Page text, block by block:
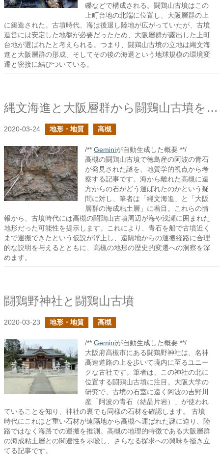
礫などで構成される。闘鶏山古墳はこの
上町台地の北端に位置し、大阪層群の上
に築造された。古墳時代、海は後退し陸地が広がっていたが、古墳
造営には安定した地盤が必要だったため、大阪層群が露出した上町
台地が選ばれたと考えられる。つまり、闘鶏山古墳の立地は縄文海
進と大阪層群の形成、そしてその後の海退という地球規模の環境変
遷と密接に結びついている。
縄文海進と大阪層群から闘鶏山古墳を考えてみる
2020-03-24 地形・地質 高槻
/** Geminiが自動生成した概要 **/
高槻の闘鶏山古墳で徳島産の阿波の青石
が発見された謎を、地質学的視点から考
察する記事です。海から離れた高槻に遠
方からの石がどう運ばれたのかという疑
問に対し、筆者は「縄文海進」と「大阪
層群の海成粘土層」に着目。これらの情
報から、古墳時代には高槻の闘鶏山古墳周辺が海や浅瀬に囲まれた
地形だった可能性を提示します。これにより、青石を船で古墳近く
まで運搬できたという仮説が浮上し、遠隔地からの運搬経路に合理
的な説明を与えるとともに、高槻の地形の歴史的変遷への洞察を深
めます。
闘鶏野神社と闘鶏山古墳
2020-03-23 地形・地質 高槻
/** Geminiが自動生成した概要 **/
大阪府高槻市にある闘鶏野神社は、名神
高速道路の上を歩いて境内に至るユニー
クな古社です。筆者は、この神社の北に
位置する闘鶏山古墳に注目。大阪大学の
研究で、古墳の石室に遠く阿波の吉野川
産「阿波の青石（結晶片岩）」が使われ
ていることを知り、神社の裏でも同様の石材を確認します。 古墳
時代にこれほど重い石材が遠隔地から高槻へ運ばれた謎に迫り、陸
路ではなく海路での運搬を推測。高槻の地理的特徴である大阪層群
の海成粘土層との関連性を示唆し、さらなる探求への興味を掻き立
てる記事です。